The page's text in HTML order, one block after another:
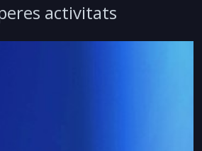
activitats